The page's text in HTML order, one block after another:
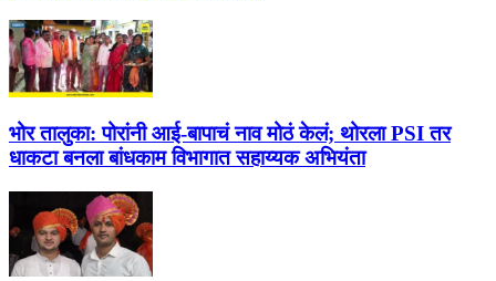
भोर तालुका: पोरांनी आई-बापाचं नाव मोठं केलं; थोरला PSI तर
धाकटा बनला बांधकाम विभागात सहाय्यक अभियंता